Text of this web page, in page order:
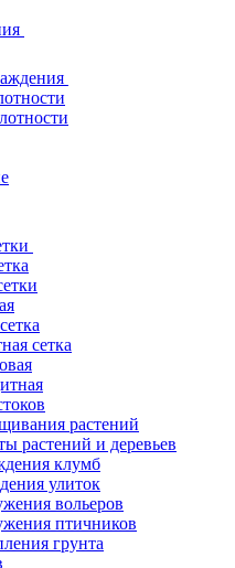
сетка
растений
растений и деревьев
клумб
улиток
вольеров
птичников
грунта